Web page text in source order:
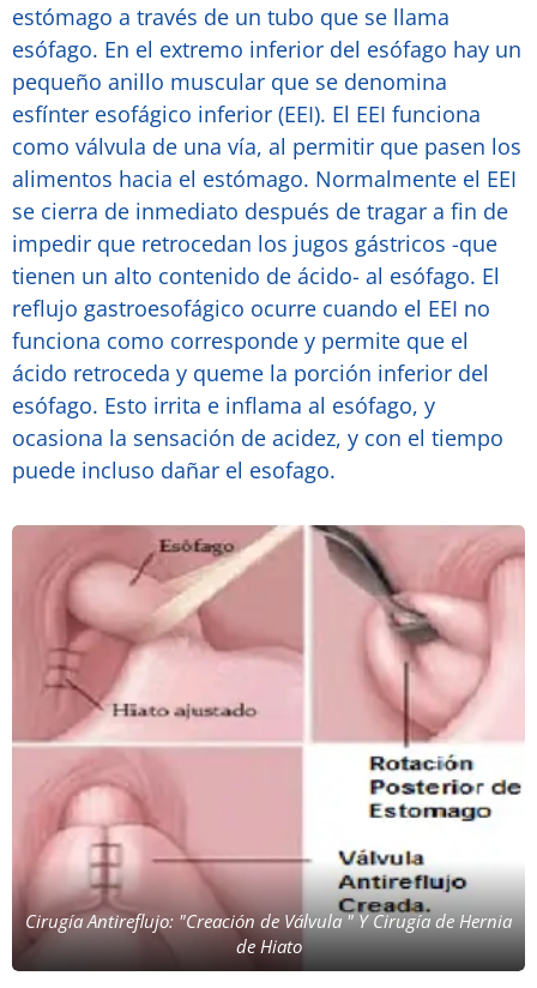
estómago a través de un tubo que se llama
esófago. En el extremo inferior del esófago hay un
pequeño anillo muscular que se denomina
esfínter esofágico inferior (EEI). El EEI funciona
como válvula de una vía, al permitir que pasen los
alimentos hacia el estómago. Normalmente el EEI
se cierra de inmediato después de tragar a fin de
impedir que retrocedan los jugos gástricos -que
tienen un alto contenido de ácido- al esófago. El
reflujo gastroesofágico ocurre cuando el EEI no
funciona como corresponde y permite que el
ácido retroceda y queme la porción inferior del
esófago. Esto irrita e inflama al esófago, y
ocasiona la sensación de acidez, y con el tiempo
puede incluso dañar el esofago.
Cirugía Antireflujo: "Creación de Válvula " Y Cirugía de Hernia
de Hiato